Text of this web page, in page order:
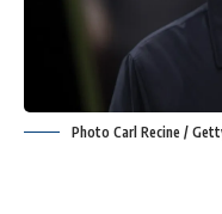
Photo Carl Recine /